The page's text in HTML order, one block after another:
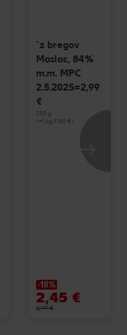
`z bregov
Maslac, 84%
m.m. MPC
2.5.2025=2,99
€
250 g
(=1 kg 9,80 €)
-18%
2,45 €
2,99 €